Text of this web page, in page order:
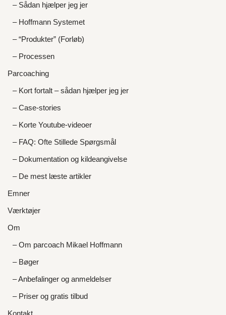
– Sådan hjælper jeg jer
– Hoffmann Systemet
– “Produkter” (Forløb)
– Processen
Parcoaching
– Kort fortalt – sådan hjælper jeg jer
– Case-stories
– Korte Youtube-videoer
– FAQ: Ofte Stillede Spørgsmål
– Dokumentation og kildeangivelse
– De mest læste artikler
Emner
Værktøjer
Om
– Om parcoach Mikael Hoffmann
– Bøger
– Anbefalinger og anmeldelser
– Priser og gratis tilbud
Kontakt